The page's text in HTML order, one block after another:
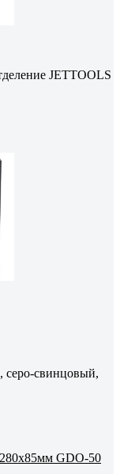
JETTOOLS
серо-свинцовый,